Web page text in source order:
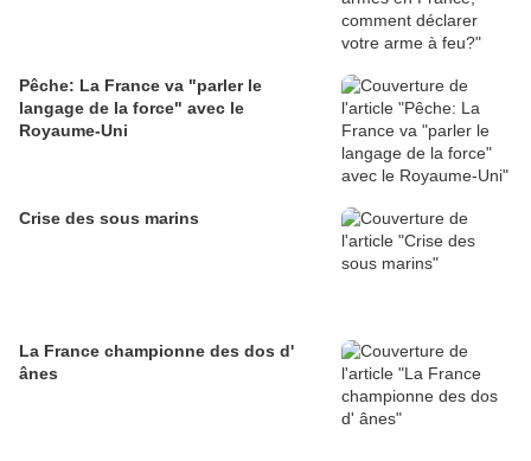
Pêche: La France va "parler le
langage de la force" avec le
Royaume-Uni
Crise des sous marins
La France championne des dos d'
ânes